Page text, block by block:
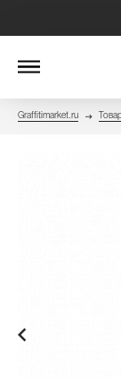
Graffitimarket.ru